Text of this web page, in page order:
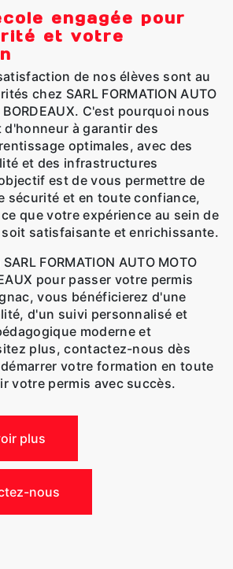
engagée pour
et votre
de nos élèves sont au
chez SARL FORMATION AUTO
BORDEAUX. C'est pourquoi nous
à garantir des
optimales, avec des
et des infrastructures
est de vous permettre de
sécurité et en toute confiance,
que votre expérience au sein de
satisfaisante et enrichissante.
FORMATION AUTO MOTO
pour passer votre permis
vous bénéficierez d'une
d'un suivi personnalisé et
moderne et
plus, contactez-nous dès
votre formation en toute
votre permis avec succès.
plus
nous